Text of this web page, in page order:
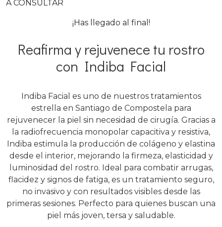
A CONSULTAR
¡Has llegado al final!
Reafirma y rejuvenece tu rostro
con Indiba Facial
Indiba Facial es uno de nuestros tratamientos
estrella en Santiago de Compostela para
rejuvenecer la piel sin necesidad de cirugía. Gracias a
la radiofrecuencia monopolar capacitiva y resistiva,
Indiba estimula la producción de colágeno y elastina
desde el interior, mejorando la firmeza, elasticidad y
luminosidad del rostro. Ideal para combatir arrugas,
flacidez y signos de fatiga, es un tratamiento seguro,
no invasivo y con resultados visibles desde las
primeras sesiones. Perfecto para quienes buscan una
piel más joven, tersa y saludable.